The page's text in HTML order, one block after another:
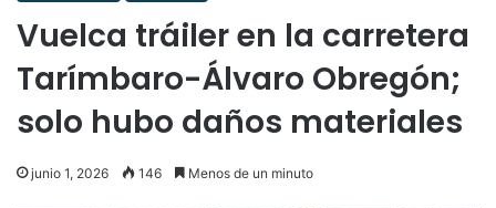
Vuelca tráiler en la carretera
Tarímbaro-Álvaro Obregón;
solo hubo daños materiales
junio 1, 2026 146 Menos de un minuto